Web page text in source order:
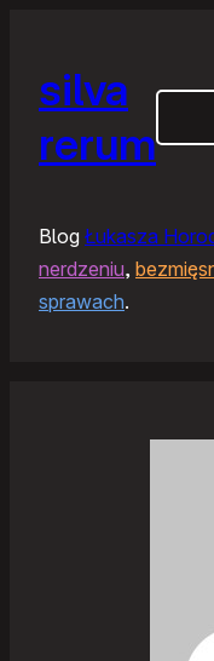
silva
rerum
Blog Łukasza
nerdzeniu,
sprawach.